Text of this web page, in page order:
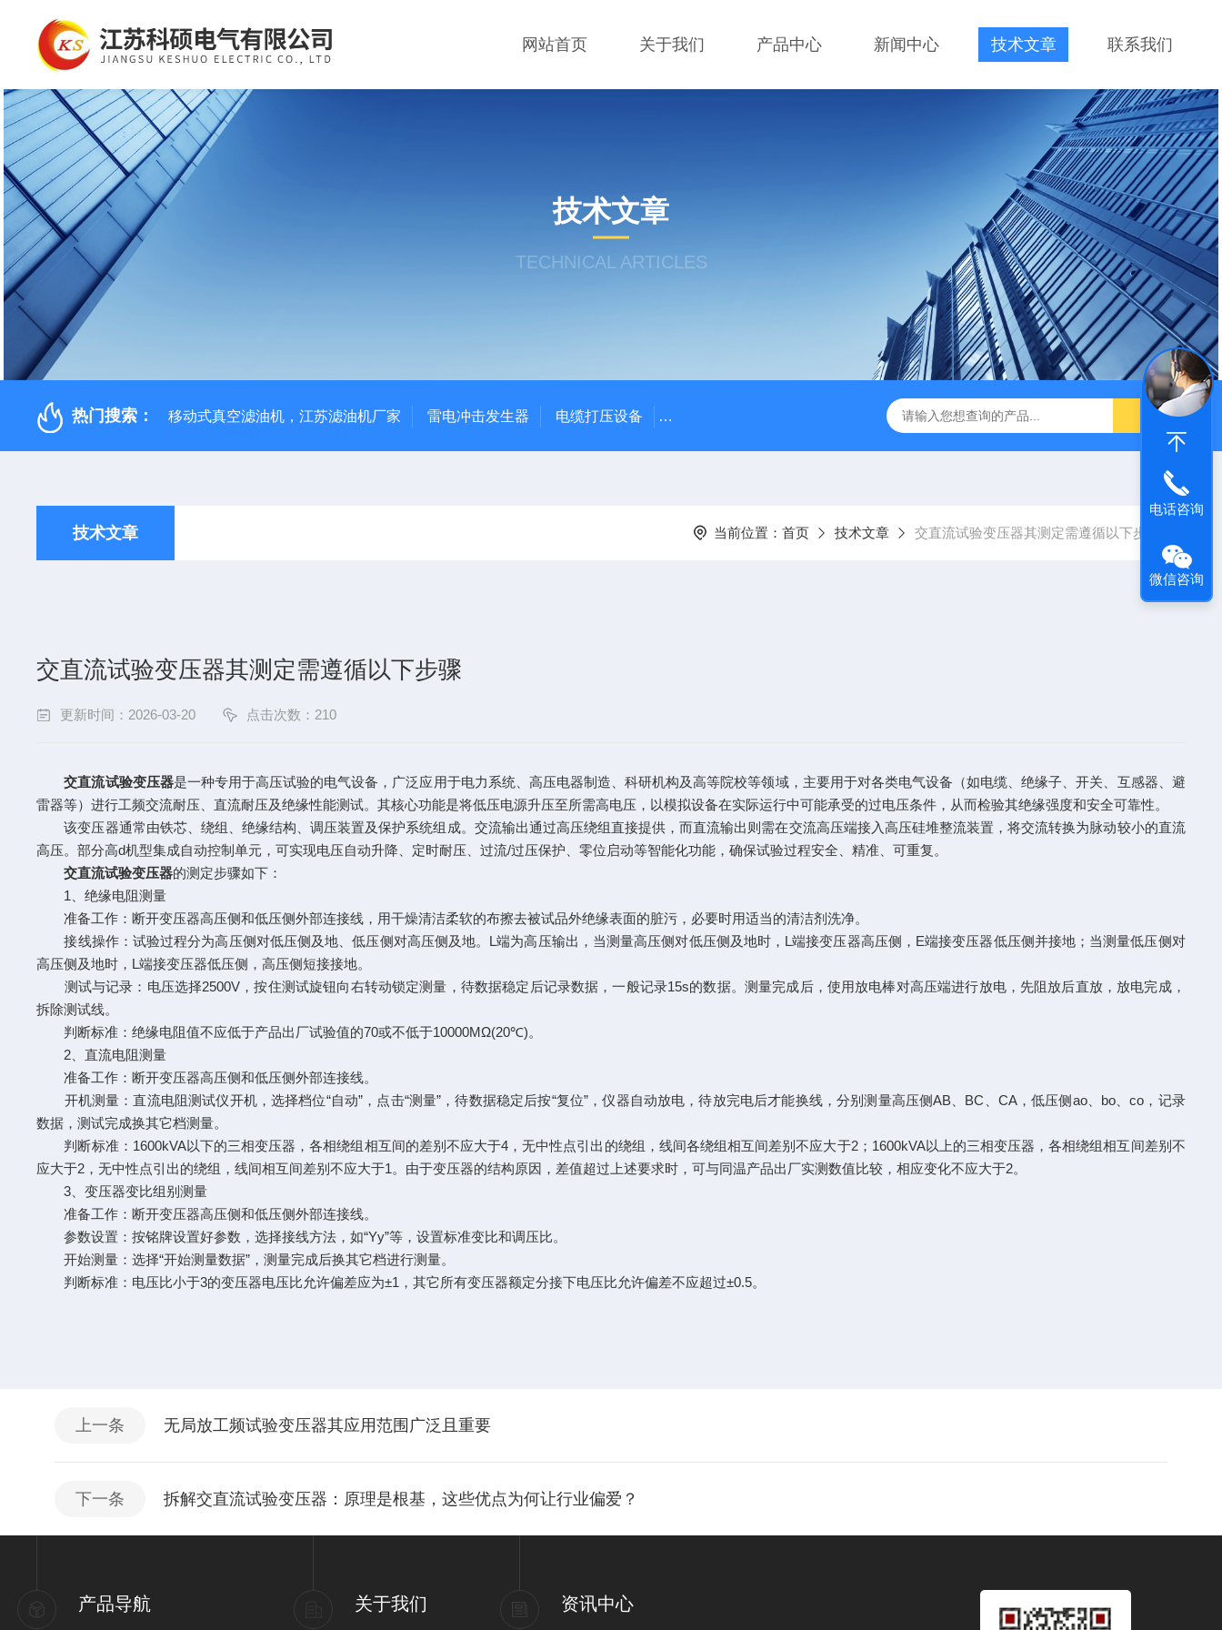
网站首页 关于我们 产品中心 新闻中心 技术文章 联系我们
技术文章
TECHNICAL ARTICLES
热门搜索： 移动式真空滤油机，江苏滤油机厂家 雷电冲击发生器 电缆打压设备 变压器干燥空气发生器 复合绝缘子拉力试验机 矿用电缆打压设备 超低频耐
技术文章 当前位置： 首页 技术文章 交直流试验变压器其测定需遵循以下步骤
交直流试验变压器其测定需遵循以下步骤
更新时间：2026-03-20 点击次数：210
交直流试验变压器是一种专用于高压试验的电气设备，广泛应用于电力系统、高压电器制造、科研机构及高等院校等领域，主要用于对各类电气设备（如电缆、绝缘子、开关、互感器、避
雷器等）进行工频交流耐压、直流耐压及绝缘性能测试。其核心功能是将低压电源升压至所需高电压，以模拟设备在实际运行中可能承受的过电压条件，从而检验其绝缘强度和安全可靠性。
该变压器通常由铁芯、绕组、绝缘结构、调压装置及保护系统组成。交流输出通过高压绕组直接提供，而直流输出则需在交流高压端接入高压硅堆整流装置，将交流转换为脉动较小的直流
高压。部分高d机型集成自动控制单元，可实现电压自动升降、定时耐压、过流/过压保护、零位启动等智能化功能，确保试验过程安全、精准、可重复。
交直流试验变压器的测定步骤如下：
1、绝缘电阻测量
准备工作：断开变压器高压侧和低压侧外部连接线，用干燥清洁柔软的布擦去被试品外绝缘表面的脏污，必要时用适当的清洁剂洗净。
接线操作：试验过程分为高压侧对低压侧及地、低压侧对高压侧及地。L端为高压输出，当测量高压侧对低压侧及地时，L端接变压器高压侧，E端接变压器低压侧并接地；当测量低压侧对
高压侧及地时，L端接变压器低压侧，高压侧短接接地。
测试与记录：电压选择2500V，按住测试旋钮向右转动锁定测量，待数据稳定后记录数据，一般记录15s的数据。测量完成后，使用放电棒对高压端进行放电，先阻放后直放，放电完成，
拆除测试线。
判断标准：绝缘电阻值不应低于产品出厂试验值的70或不低于10000MΩ(20℃)。
2、直流电阻测量
准备工作：断开变压器高压侧和低压侧外部连接线。
开机测量：直流电阻测试仪开机，选择档位“自动”，点击“测量”，待数据稳定后按“复位”，仪器自动放电，待放完电后才能换线，分别测量高压侧AB、BC、CA，低压侧ao、bo、co，记录
数据，测试完成换其它档测量。
判断标准：1600kVA以下的三相变压器，各相绕组相互间的差别不应大于4，无中性点引出的绕组，线间各绕组相互间差别不应大于2；1600kVA以上的三相变压器，各相绕组相互间差别不
应大于2，无中性点引出的绕组，线间相互间差别不应大于1。由于变压器的结构原因，差值超过上述要求时，可与同温产品出厂实测数值比较，相应变化不应大于2。
3、变压器变比组别测量
准备工作：断开变压器高压侧和低压侧外部连接线。
参数设置：按铭牌设置好参数，选择接线方法，如“Yy”等，设置标准变比和调压比。
开始测量：选择“开始测量数据”，测量完成后换其它档进行测量。
判断标准：电压比小于3的变压器电压比允许偏差应为±1，其它所有变压器额定分接下电压比允许偏差不应超过±0.5。
上一条 无局放工频试验变压器其应用范围广泛且重要
下一条 拆解交直流试验变压器：原理是根基，这些优点为何让行业偏爱？
产品导航 关于我们 资讯中心
电话咨询
微信咨询